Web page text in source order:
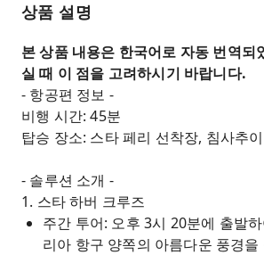
상품 설명
본 상품 내용은 한국어로 자동 번역되
실 때 이 점을 고려하시기 바랍니다.
- 항공편 정보 -
비행 시간: 45분
탑승 장소: 스타 페리 선착장, 침사추이
- 솔루션 소개 -
1. 스타 하버 크루즈
주간 투어: 오후 3시 20분에 출발
리아 항구 양쪽의 아름다운 풍경